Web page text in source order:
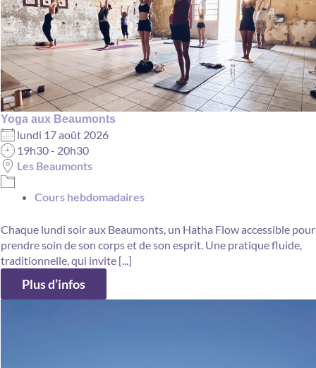
Yoga aux Beaumonts
lundi 17 août 2026
19h30 - 20h30
Les Beaumonts
Cours hebdomadaires
Chaque lundi soir aux Beaumonts, un Hatha Flow accessible pour
prendre soin de son corps et de son esprit. Une pratique fluide,
traditionnelle, qui invite [...]
Plus d’infos